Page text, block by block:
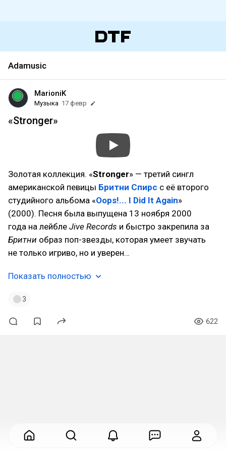
Adamusic
MarioniK
Музыка 17 февр
«Stronger»
Золотая коллекция. «Stronger» — третий сингл
американской певицы Бритни Спирс с её второго
студийного альбома «Oops!... I Did It Again»
(2000). Песня была выпущена 13 ноября 2000
года на лейбле Jive Records и быстро закрепила за
Бритни образ поп-звезды, которая умеет звучать
не только игриво, но и уверен…
Показать полностью
3
622